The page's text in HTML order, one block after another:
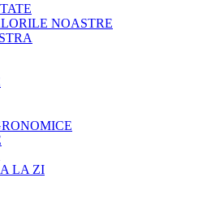
NOASTRE
LA ZI